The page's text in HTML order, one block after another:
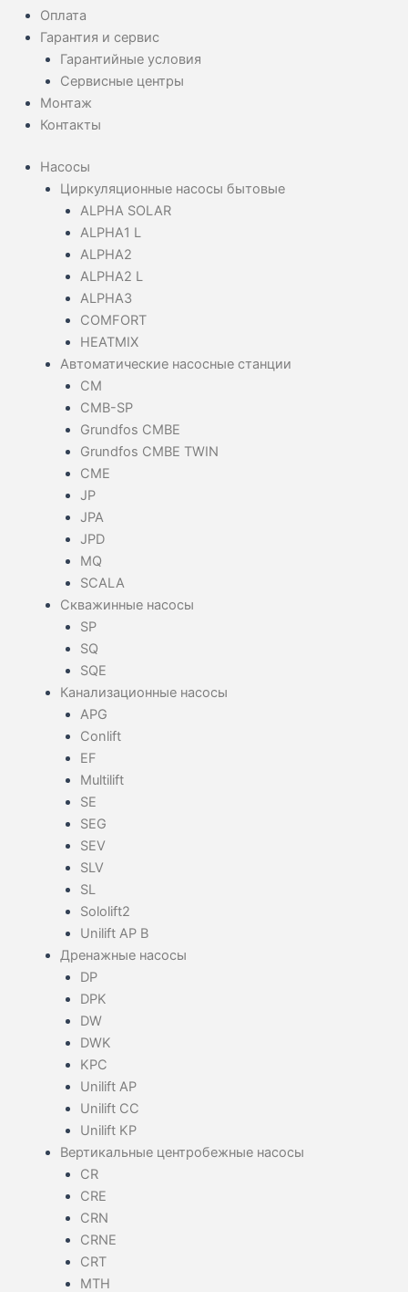
Оплата
Гарантия и сервис
Гарантийные условия
Сервисные центры
Монтаж
Контакты
Насосы
Циркуляционные насосы бытовые
ALPHA SOLAR
ALPHA1 L
ALPHA2
ALPHA2 L
ALPHA3
COMFORT
HEATMIX
Автоматические насосные станции
CM
CMB-SP
Grundfos CMBE
Grundfos CMBE TWIN
CME
JP
JPA
JPD
MQ
SCALA
Скважинные насосы
SP
SQ
SQE
Канализационные насосы
APG
Conlift
EF
Multilift
SE
SEG
SEV
SLV
SL
Sololift2
Unilift AP B
Дренажные насосы
DP
DPK
DW
DWK
KPC
Unilift AP
Unilift CC
Unilift KP
Вертикальные центробежные насосы
CR
CRE
CRN
CRNE
CRT
MTH